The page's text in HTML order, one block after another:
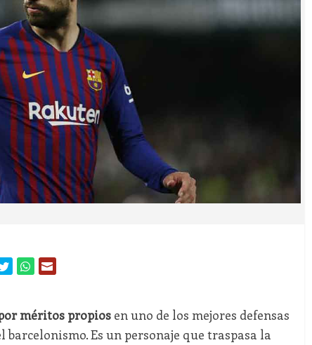
méritos propiosen uno de los mejores defensas
Es un personaje que traspasa la